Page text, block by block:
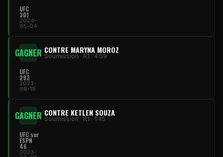
UFC
301
2024-
05-04
GAGNER CONTRE MARYNA MOROZ
Soumission · R1 · 4:59
UFC
292
2023-
08-19
GAGNER CONTRE KETLEN SOUZA
Soumission · R1 · 1:45
UFC sur
ESPN
46
2023-